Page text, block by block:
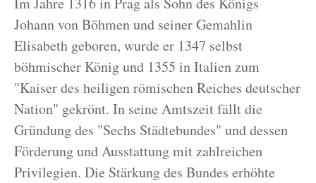
Johann von Böhmen und seiner Gemahlin
Elisabeth geboren, wurde er 1347 selbst
böhmischer König und 1355 in Italien zum
"Kaiser des heiligen römischen Reiches deutscher
Nation" gekrönt. In seine Amtszeit fällt die
Gründung des "Sechs Städtebundes" und dessen
Förderung und Ausstattung mit zahlreichen
Privilegien. Die Stärkung des Bundes erhöhte